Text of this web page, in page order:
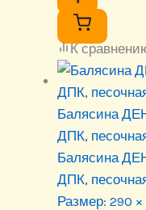
К
Балясина
ДПК,
Балясина
ДПК,
Размер: 290